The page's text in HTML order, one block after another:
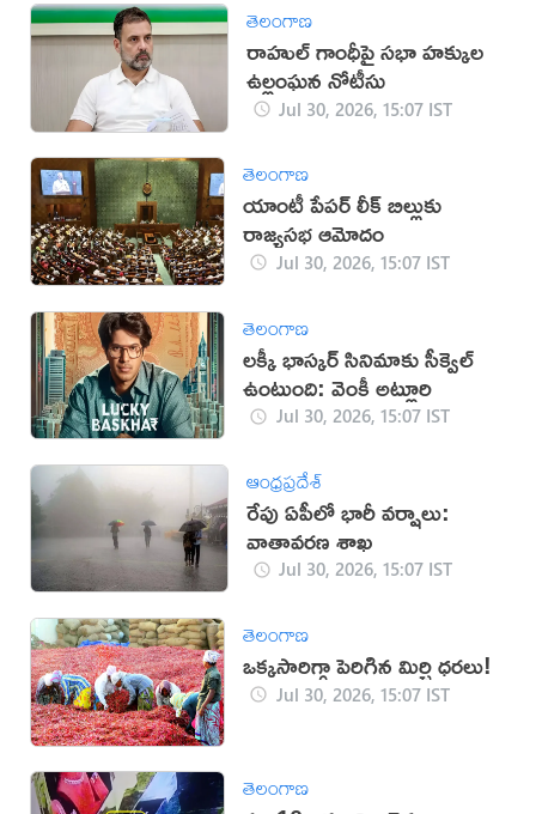
తెలంగాణ
రాహుల్ గాంధీపై సభా హక్కుల
ఉల్లంఘన నోటీసు
Jul 30, 2026, 15:07 IST
తెలంగాణ
యాంటీ పేపర్ లీక్ బిల్లుకు
రాజ్యసభ ఆమోదం
Jul 30, 2026, 15:07 IST
తెలంగాణ
లక్కీ భాస్కర్ సినిమాకు సీక్వెల్
ఉంటుంది: వెంకీ అట్లూరి
Jul 30, 2026, 15:07 IST
ఆంధ్రప్రదేశ్
రేపు ఏపీలో భారీ వర్షాలు:
వాతావరణ శాఖ
Jul 30, 2026, 15:07 IST
తెలంగాణ
ఒక్కసారిగ్గా పెరిగిన మిర్చి ధరలు!
Jul 30, 2026, 15:07 IST
తెలంగాణ